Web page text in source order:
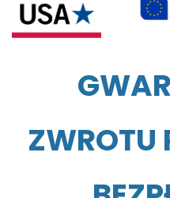
ZWROTU